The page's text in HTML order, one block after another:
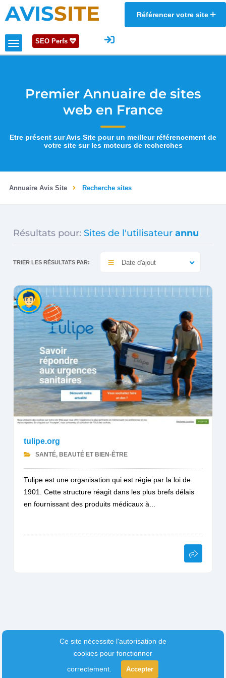
AVISSITE Référencer votre site
SEO Perfs
Premier Annuaire de sites
web en France
Etre présent sur Avis Site pour un meilleur référencement de
votre site sur les moteurs de recherches
Annuaire Avis Site Recherche sites
Résultats pour: Sites de l'utilisateur annu
TRIER LES RÉSULTATS PAR: Date d'ajout
tulipe.org
SANTÉ, BEAUTÉ ET BIEN-ÊTRE
Tulipe est une organisation qui est régie par la loi de
1901. Cette structure réagit dans les plus brefs délais
en fournissant des produits médicaux à...
Ce site nécessite l'autorisation de
cookies pour fonctionner
correctement.
Accepter